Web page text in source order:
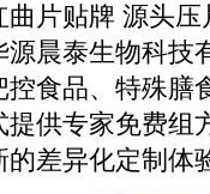
曲片贴牌 源头
源晨泰生物科技
控食品、特殊膳
提供专家免费组
差异化定制体